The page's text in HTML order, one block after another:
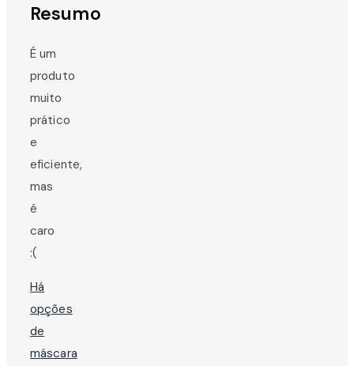
Resumo
É um
produto
muito
prático
e
eficiente,
mas
é
caro
:(
Há
opções
de
máscara